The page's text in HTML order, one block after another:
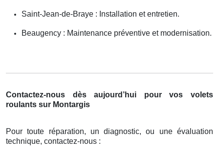
Saint-Jean-de-Braye : Installation et entretien.
Beaugency : Maintenance préventive et modernisation.
Contactez-nous dès aujourd’hui pour vos volets
roulants sur Montargis
Pour toute réparation, un diagnostic, ou une évaluation
technique, contactez-nous :